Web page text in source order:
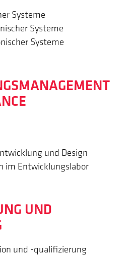
Systeme
Systeme
Systeme
und Design
im Entwicklungslabor
UND
und -qualifizierung